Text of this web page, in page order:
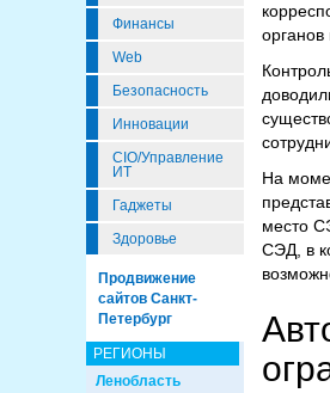
Финансы
Web
Безопасность
Инновации
CIO/Управление
ИТ
Гаджеты
Здоровье
Продвижение
сайтов Санкт-
Петербург
РЕГИОНЫ
Ленобласть
На
место
СЭД, в